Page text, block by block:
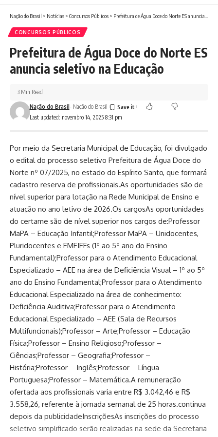
Nação do Brasil > Notícias > Concursos Públicos > Prefeitura de Água Doce do Norte ES anuncia seletivo na Educação
CONCURSOS PÚBLICOS
Prefeitura de Água Doce do Norte ES
anuncia seletivo na Educação
Last updated: novembro 14, 2025 8:31 pm
Nação do Brasil- Nação do Brasil
3 Min Read
Por meio da Secretaria Municipal de Educação, foi divulgado
o edital do processo seletivo Prefeitura de Água Doce do
Norte nº 07/2025, no estado do Espírito Santo, que formará
cadastro reserva de profissionais.As oportunidades são de
nível superior para lotação na Rede Municipal de Ensino e
atuação no ano letivo de 2026.Os cargosAs oportunidades
do certame são de nível superior nos cargos de:Professor
MaPA – Educação Infantil;Professor MaPA – Unidocentes,
Pluridocentes e EMEIEFs (1º ao 5º ano do Ensino
Fundamental);Professor para o Atendimento Educacional
Especializado – AEE na área de Deficiência Visual – 1º ao 5º
ano do Ensino Fundamental;Professor para o Atendimento
Educacional Especializado na área de conhecimento:
Deficiência Auditiva;Professor para o Atendimento
Educacional Especializado – AEE (Sala de Recursos
Multifuncionais);Professor – Arte;Professor – Educação
Física;Professor – Ensino Religioso;Professor –
Ciências;Professor – Geografia;Professor –
História;Professor – Inglês;Professor – Língua
Portuguesa;Professor – Matemática.A remuneração
ofertada aos profissionais varia entre R$ 3.042,46 e R$
3.558,26, referente à jornada semanal de 25 horas.continua
depois da publicidadeInscriçõesAs inscrições do processo
seletivo simplificado serão realizadas na sede da Secretaria